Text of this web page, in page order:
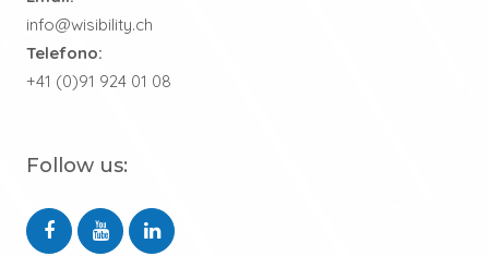
info@wisibility.ch
Telefono:
+41 (0)91 924 01 08
Follow us: